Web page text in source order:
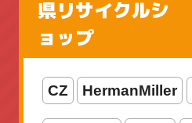
ボートアジングロッド
ライトゲームロッド
県リサイクルシ
ョップ
CZ HermanMiller